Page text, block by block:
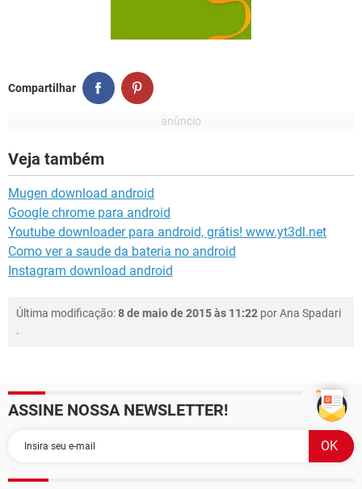
Compartilhar
Veja também
Mugen download android
Google chrome para android
Youtube downloader para android, grátis! www.yt3dl.net
Como ver a saude da bateria no android
Instagram download android
Última modificação:8 de maio de 2015 às 11:22 porAna Spadari
.
ASSINE NOSSA NEWSLETTER!